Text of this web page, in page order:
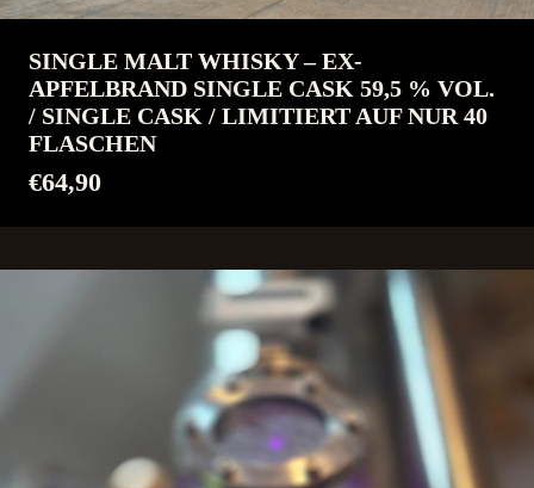
SINGLE MALT WHISKY – EX-
APFELBRAND SINGLE CASK 59,5 % VOL.
/ SINGLE CASK / LIMITIERT AUF NUR 40
FLASCHEN
€64,90